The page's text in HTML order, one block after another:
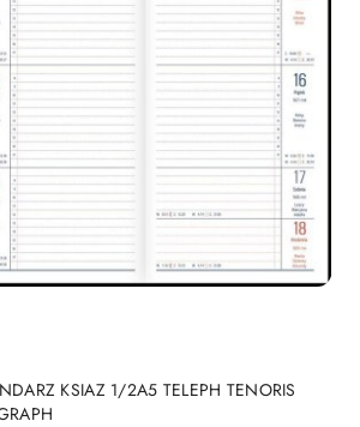
KSIAZ 1/2A5 TELEPH TENORIS